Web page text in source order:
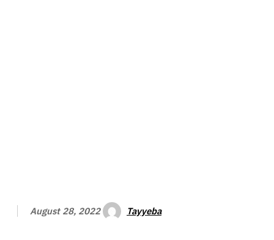
August 28, 2022 Tayyeba